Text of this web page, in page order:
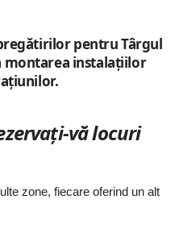
pentru Târgul
montarea instalațiilor
vă locuri
zone, fiecare oferind un alt